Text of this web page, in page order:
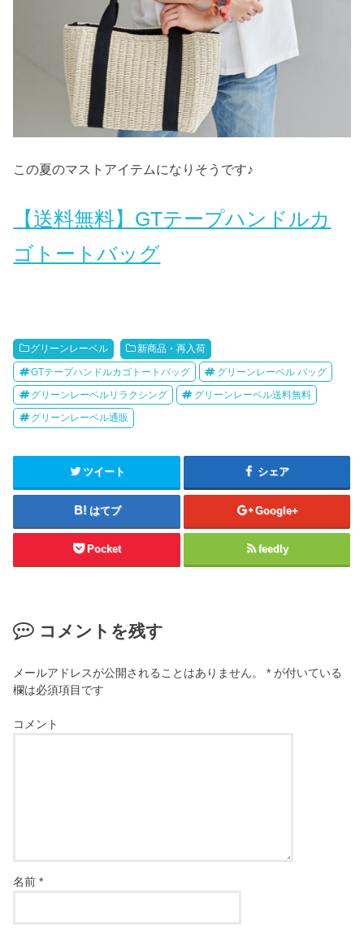
この夏のマストアイテムになりそうです♪
【送料無料】GTテープハンドルカ
ゴトートバッグ
グリーンレーベル 新商品・再入荷
GTテープハンドルカゴトートバッグ グリーンレーベル バッグ
グリーンレーベルリラクシング グリーンレーベル送料無料
グリーンレーベル通販
ツイート シェア
はてブ Google+
Pocket feedly
コメントを残す
メールアドレスが公開されることはありません。 * が付いている
欄は必須項目です
コメント
名前*